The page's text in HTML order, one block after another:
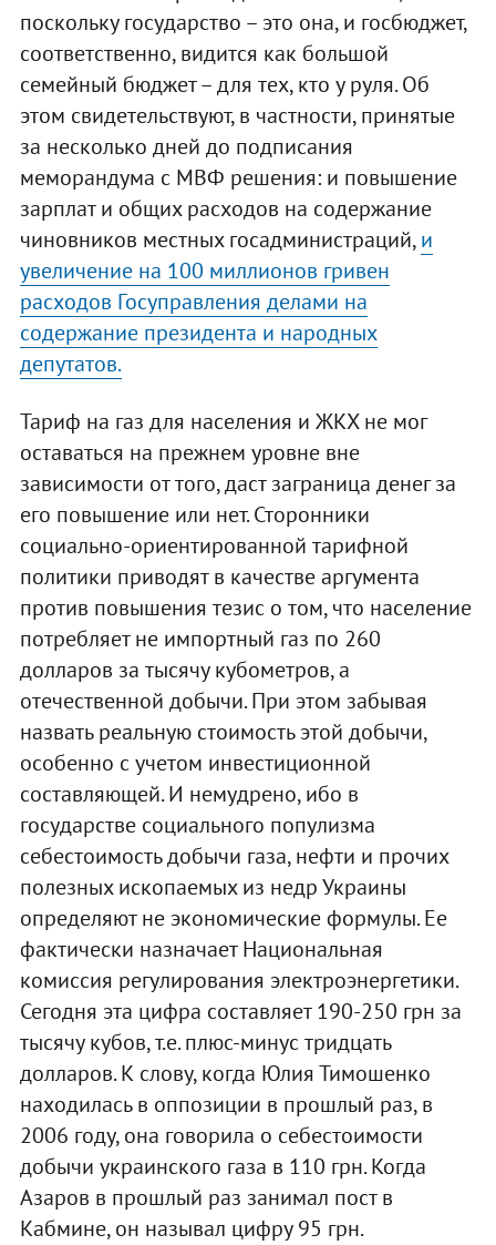
поскольку государство – это она, и госбюджет,
соответственно, видится как большой
семейный бюджет – для тех, кто у руля. Об
этом свидетельствуют, в частности, принятые
за несколько дней до подписания
меморандума с МВФ решения: и повышение
зарплат и общих расходов на содержание
чиновников местных госадминистраций,и
увеличение на 100 миллионов гривен
расходов Госуправления делами на
содержание президента и народных
депутатов.
Тариф на газ для населения и ЖКХ не мог
оставаться на прежнем уровне вне
зависимости от того, даст заграница денег за
его повышение или нет. Сторонники
социально-ориентированной тарифной
политики приводят в качестве аргумента
против повышения тезис о том, что население
потребляет не импортный газ по 260
долларов за тысячу кубометров, а
отечественной добычи. При этом забывая
назвать реальную стоимость этой добычи,
особенно с учетом инвестиционной
составляющей. И немудрено, ибо в
государстве социального популизма
себестоимость добычи газа, нефти и прочих
полезных ископаемых из недр Украины
определяют не экономические формулы. Ее
фактически назначает Национальная
комиссия регулирования электроэнергетики.
Сегодня эта цифра составляет 190-250 грн за
тысячу кубов, т.е. плюс-минус тридцать
долларов. К слову, когда Юлия Тимошенко
находилась в оппозиции в прошлый раз, в
2006 году, она говорила о себестоимости
добычи украинского газа в 110 грн. Когда
Азаров в прошлый раз занимал пост в
Кабмине, он называл цифру 95 грн.